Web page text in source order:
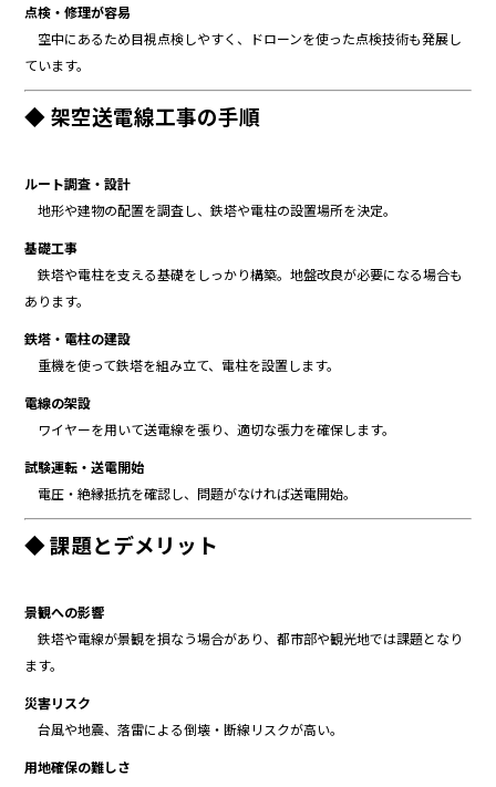
点検・修理が容易
空中にあるため目視点検しやすく、ドローンを使った点検技術も発展し
ています。
◆ 架空送電線工事の手順
ルート調査・設計
地形や建物の配置を調査し、鉄塔や電柱の設置場所を決定。
基礎工事
鉄塔や電柱を支える基礎をしっかり構築。地盤改良が必要になる場合も
あります。
鉄塔・電柱の建設
重機を使って鉄塔を組み立て、電柱を設置します。
電線の架設
ワイヤーを用いて送電線を張り、適切な張力を確保します。
試験運転・送電開始
電圧・絶縁抵抗を確認し、問題がなければ送電開始。
◆ 課題とデメリット
景観への影響
鉄塔や電線が景観を損なう場合があり、都市部や観光地では課題となり
ます。
災害リスク
台風や地震、落雷による倒壊・断線リスクが高い。
用地確保の難しさ